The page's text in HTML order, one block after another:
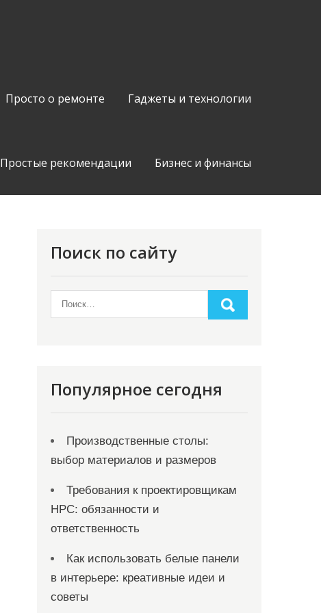
Просто о ремонте Гаджеты и технологии
Простые рекомендации Бизнес и финансы
Поиск по сайту
Популярное сегодня
Производственные столы:
выбор материалов и размеров
Требования к проектировщикам
НРС: обязанности и
ответственность
Как использовать белые панели
в интерьере: креативные идеи и
советы